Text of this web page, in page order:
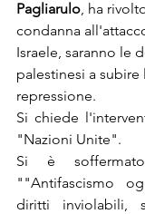
Pagliarulo , ha
condanna
Israele, saranno le
palestinesi a subire
repressione.
Si chiede
"Nazioni Unite".
Si è soffermato
""Antifascismo
diritti inviolabili,